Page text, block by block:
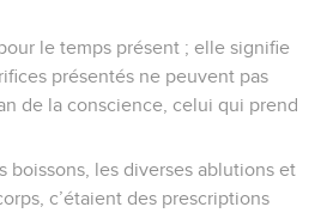
le temps présent ; elle signifie
présentés ne peuvent pas
de la conscience, celui qui prend
boissons, les diverses ablutions et
c’étaient des prescriptions